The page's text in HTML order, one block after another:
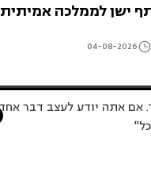
ישן לממלכה אמיתית
04-08-2026